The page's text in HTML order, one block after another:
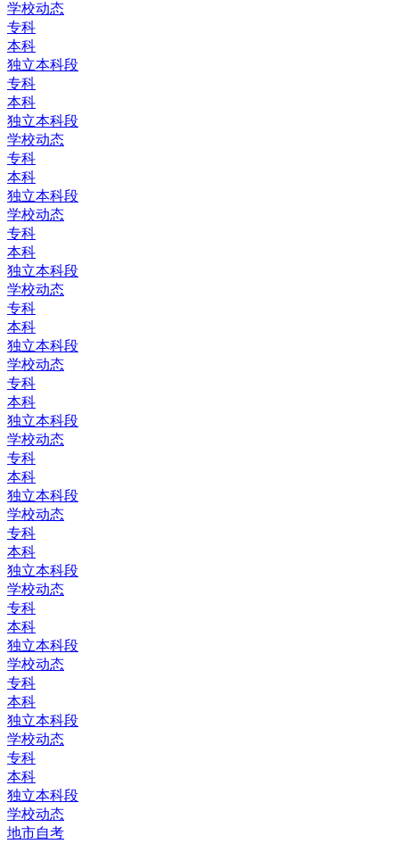
学校动态
专科
本科
独立本科段
专科
本科
独立本科段
学校动态
专科
本科
独立本科段
学校动态
专科
本科
独立本科段
学校动态
专科
本科
独立本科段
学校动态
专科
本科
独立本科段
学校动态
专科
本科
独立本科段
学校动态
专科
本科
独立本科段
学校动态
专科
本科
独立本科段
学校动态
专科
本科
独立本科段
学校动态
专科
本科
独立本科段
学校动态
地市自考